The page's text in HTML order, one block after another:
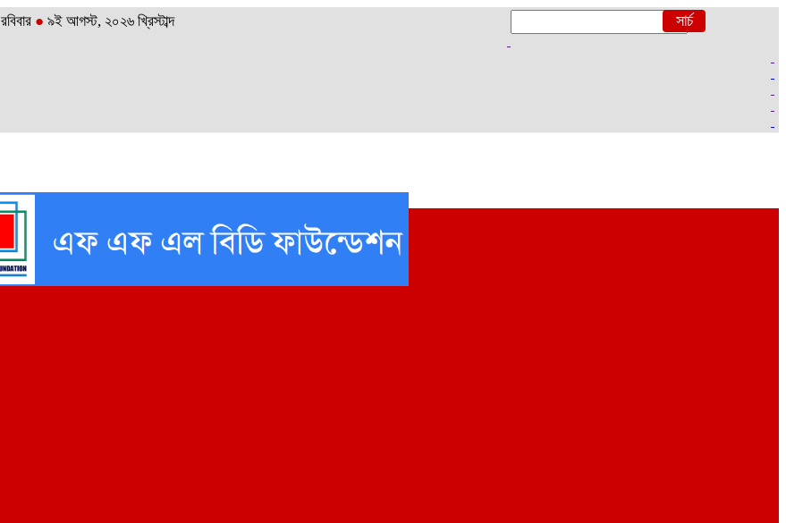
রবিবার ● ৯ই আগস্ট, ২০২৬ খ্রিস্টাব্দ